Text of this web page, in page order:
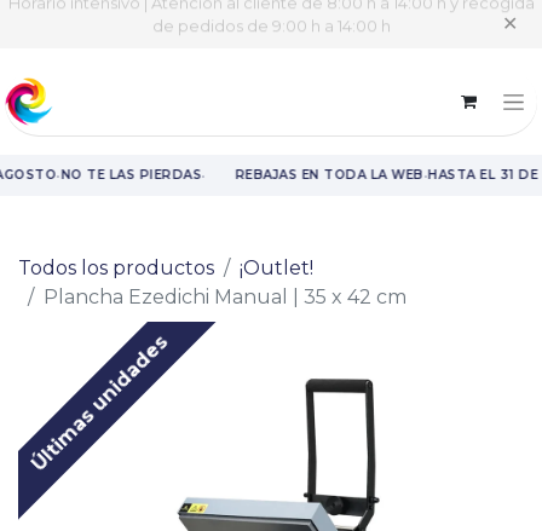
Horario intensivo | Atención al cliente de 8:00 h a 14:00 h y recogida
de pedidos de 9:00 h a 14:00 h
✕
·NO TE LAS PIERDAS· REBAJAS EN TODA LA WEB·HASTA EL 31 DE
Todos los productos
¡Outlet!
Plancha Ezedichi Manual | 35 x 42 cm
Últimas unidades